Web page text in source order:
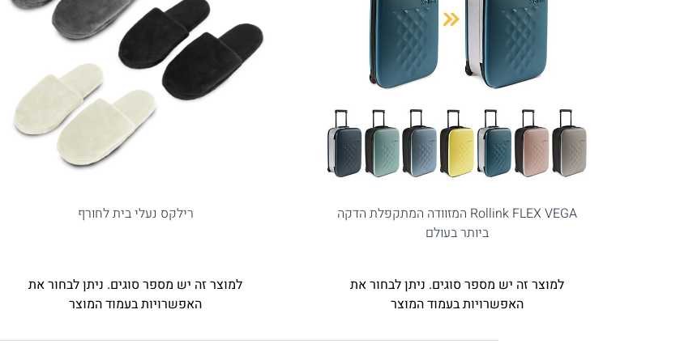
Rollink FLEX VEGA המזוודה המתקפלת הדקה
ביותר בעולם
למוצר זה יש מספר סוגים. ניתן לבחור את
האפשרויות בעמוד המוצר
רילקס נעלי בית לחורף
למוצר זה יש מספר סוגים. ניתן לבחור את
האפשרויות בעמוד המוצר